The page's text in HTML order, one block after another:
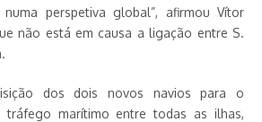
perspetiva global”, afirmou Vítor
não está em causa a ligação entre S.
dos dois novos navios para o
tráfego marítimo entre todas as ilhas,